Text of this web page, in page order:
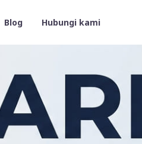
Blog Hubungi kami